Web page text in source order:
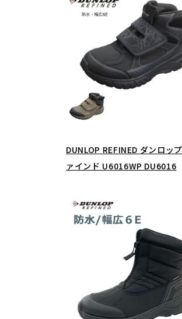
DUNLOP REFINED ダンロッ
ァインド U6016WP DU6016